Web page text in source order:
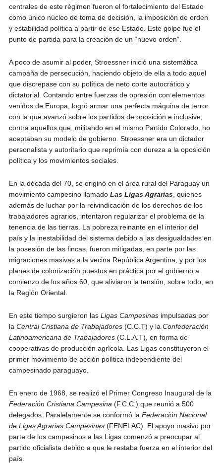
centrales de este régimen fueron el fortalecimiento del Estado
como único núcleo de toma de decisión, la imposición de orden
y estabilidad política a partir de ese Estado. Este golpe fue el
punto de partida para la creación de un “nuevo orden”.
A poco de asumir al poder, Stroessner inició una sistemática
campaña de persecución, haciendo objeto de ella a todo aquel
que discrepase con su política de neto corte autocrático y
dictatorial. Contando entre fuerzas de opresión con elementos
venidos de Europa, logró armar una perfecta máquina de terror
con la que avanzó sobre los partidos de oposición e inclusive,
contra aquellos que, militando en el mismo Partido Colorado, no
aceptaban su modelo de gobierno. Stroessner era un dictador
personalista y autoritario que reprimía con dureza a la oposición
política y los movimientos sociales.
En la década del 70, se originó en el área rural del Paraguay un
movimiento campesino llamado Las Ligas Agrarias, quienes
además de luchar por la reivindicación de los derechos de los
trabajadores agrarios, intentaron regularizar el problema de la
tenencia de las tierras. La pobreza reinante en el interior del
país y la inestabilidad del sistema debido a las desigualdades en
la posesión de las fincas, fueron mitigadas, en parte por las
migraciones masivas a la vecina República Argentina, y por los
planes de colonización puestos en práctica por el gobierno a
comienzo de los años 60, que aliviaron la tensión, sobre todo, en
la Región Oriental.
En este tiempo surgieron las Ligas Campesinasimpulsadas por
la Central Cristiana de Trabajadores(C.C.T) y la Confederación
Latinoamericana de Trabajadores(C.L.A.T), en forma de
cooperativas de producción agrícola. Las Ligas constituyeron el
primer movimiento de acción política independiente del
campesinado paraguayo.
En enero de 1968, se realizó el Primer Congreso Inaugural de la
Federación Cristiana Campesina (F.C.C.) que reunió a 500
delegados. Paralelamente se conformó la Federación Nacional
de Ligas Agrarias Campesinas(FENELAC). El apoyo masivo por
parte de los campesinos a las Ligas comenzó a preocupar al
partido oficialista debido a que le restaba fuerza en el interior del
país.